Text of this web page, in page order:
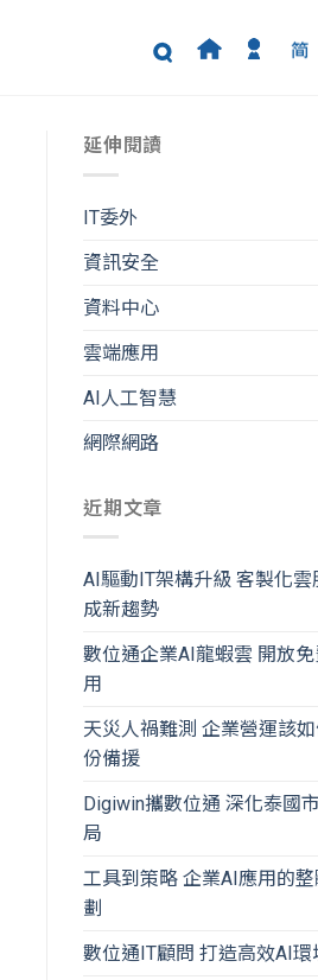
延伸閱讀
IT委外
資訊安全
資料中心
雲端應用
AI人工智慧
網際網路
近期文章
AI驅動IT架構升級 客製化雲
成新趨勢
數位通企業AI龍蝦雲 開放免
用
天災人禍難測 企業營運該
份備援
Digiwin攜數位通 深化泰國
局
工具到策略 企業AI應用的整
劃
數位通IT顧問 打造高效AI環